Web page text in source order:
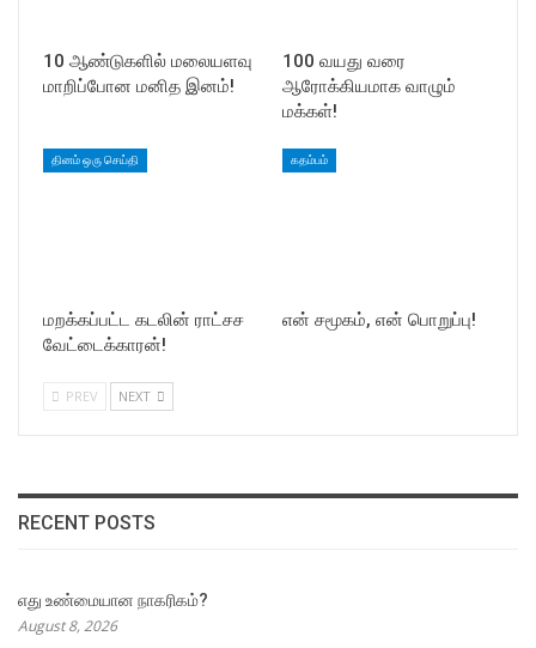
10 ஆண்டுகளில் மலையளவு
மாறிப்போன மனித இனம்!
100 வயது வரை
ஆரோக்கியமாக வாழும்
மக்கள்!
தினம் ஒரு செய்தி
மறக்கப்பட்ட கடலின் ராட்சச
வேட்டைக்காரன்!
கதம்பம்
என் சமூகம், என் பொறுப்பு!
PREV NEXT
RECENT POSTS
எது உண்மையான நாகரிகம்?
August 8, 2026